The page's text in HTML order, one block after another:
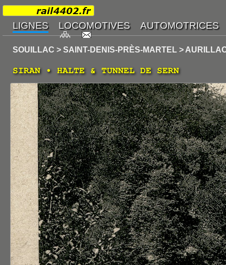
SOUILLAC > SAINT-DENIS-PRÈS-MARTEL >
SIRAN • HALTE & TUNNEL DE SERN